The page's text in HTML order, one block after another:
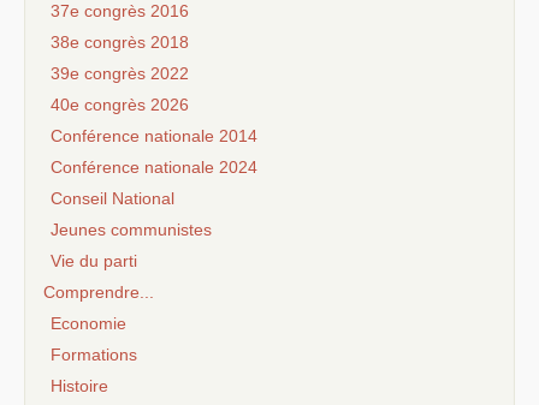
37e congrès 2016
38e congrès 2018
39e congrès 2022
40e congrès 2026
Conférence nationale 2014
Conférence nationale 2024
Conseil National
Jeunes communistes
Vie du parti
Comprendre...
Economie
Formations
Histoire